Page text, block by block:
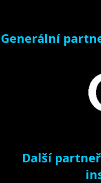
Generální
Další